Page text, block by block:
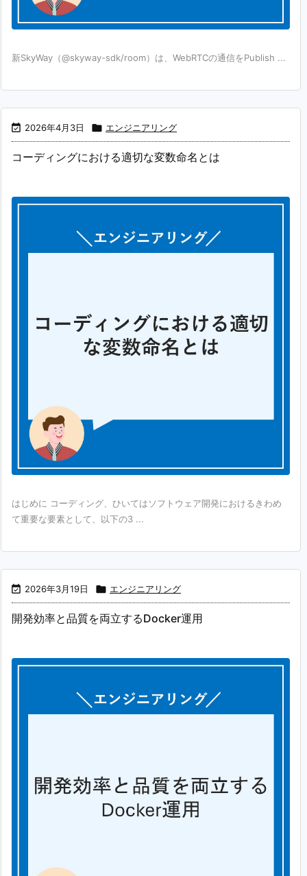
新SkyWay（@skyway-sdk/room）は、WebRTCの通信をPublish ...
 2026年4月3日  エンジニアリング
コーディングにおける適切な変数命名とは
はじめに コーディング、ひいてはソフトウェア開発におけるきわめ
て重要な要素として、以下の3 ...
 2026年3月19日  エンジニアリング
開発効率と品質を両立するDocker運用